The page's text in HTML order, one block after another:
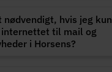
nødvendigt, hvis jeg kun
internettet til mail og
i Horsens?